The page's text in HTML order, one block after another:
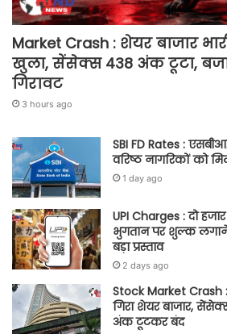
Market Crash : शेयर बाजार
खुला, सेंसेक्स 438 अंक टूटा,
गिरावट
3 hours ago
SBI FD Rates :
वरिष्ठ नागरिकों को
1 day ago
UPI Charges : दो
भुगतान पर शुल्क लगाने
बड़ा प्रस्ताव
2 days ago
Stock Market
गिरा शेयर बाजार,
अंक टूटकर बंद